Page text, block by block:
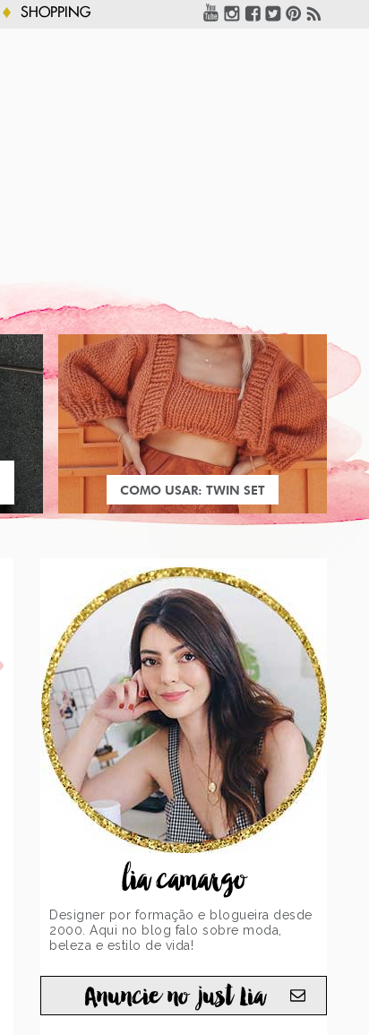
SHOPPING
COMO USAR: TWIN SET
lia camargo
Designer por formação e blogueira desde
2000. Aqui no blog falo sobre moda,
beleza e estilo de vida!
Anuncie no just Lia